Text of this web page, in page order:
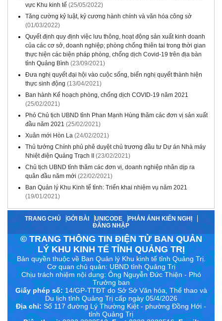
vực Khu kinh tế (25/05/2022)
Tăng cường kỷ luật, kỷ cương hành chính và văn hóa công sở
(01/03/2022)
Quyết định quy định việc lưu thông, hoạt động sản xuất kinh doanh
của các cơ sở, doanh nghiệp; phòng chống thiên tai trong thời gian
thực hiện các biện pháp phòng, chống dịch Covid-19 trên địa bàn
tỉnh Quảng Bình (23/09/2021)
Đưa nghị quyết đại hội vào cuộc sống, biến nghị quyết thành hiện
thực sinh động (13/04/2021)
Ban hành Kế hoạch phòng, chống dịch COVID-19 năm 2021
(25/02/2021)
Phó Chủ tịch UBND tỉnh Phan Mạnh Hùng thăm các đơn vị sản xuất
đầu năm 2021 (25/02/2021)
Xuân mới Hòn La (24/02/2021)
Thủ tướng Chính phủ phê duyệt chủ trương đầu tư Dự án Nhà máy
Nhiệt điện Quảng Trạch II (23/02/2021)
Chủ tịch UBND tỉnh thăm các đơn vị, doanh nghiệp nhân dịp ra
quân đầu năm mới (22/02/2021)
Ban Quản lý Khu Kinh tế tỉnh: Triển khai nhiệm vụ năm 2021
(19/01/2021)
TRANG CHỦ GỞI BÀI UNICODE
PHẢN ÁNH KIẾN NGHỊ
ĐĂNG NHẬP
© TRANG THÔNG TIN ĐIỆN TỬ BAN QUẢN
LÝ KHU KINH TẾ TỈNH QUẢNG TRỊ
Bản quyền thuộc về Ban Quản lý Khu kinh tế tỉnh Quảng Trị.
Cơ quan chủ quản: UBND tỉnh Quảng Trị
Chịu trách nhiệm nội dung:Ông Nguyễn Đức Thiện - Phó
Trưởng ban
Giấy phép số:14/GP-TTĐT do Sở Sở Văn hóa, Thể thao và
Du lịch tỉnh Quảng Trị cấp ngày 05/4/2026
Địa chỉ:Số 117 đường Lý Thường Kiệt - phường Đồng Hới -
tỉnh Quảng Trị